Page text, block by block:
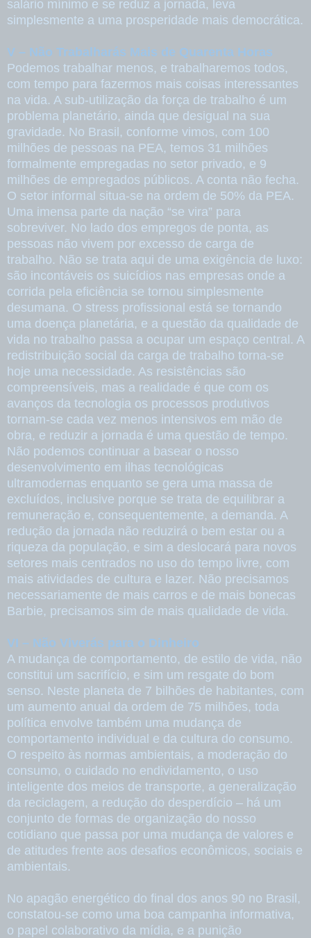
salário mínimo e se reduz a jornada, leva
simplesmente a uma prosperidade mais democrática.
V – Não Trabalharás Mais de Quarenta Horas
Podemos trabalhar menos, e trabalharemos todos,
com tempo para fazermos mais coisas interessantes
na vida. A sub-utilização da força de trabalho é um
problema planetário, ainda que desigual na sua
gravidade. No Brasil, conforme vimos, com 100
milhões de pessoas na PEA, temos 31 milhões
formalmente empregadas no setor privado, e 9
milhões de empregados públicos. A conta não fecha.
O setor informal situa-se na ordem de 50% da PEA.
Uma imensa parte da nação “se vira” para
sobreviver. No lado dos empregos de ponta, as
pessoas não vivem por excesso de carga de
trabalho. Não se trata aqui de uma exigência de luxo:
são incontáveis os suicídios nas empresas onde a
corrida pela eficiência se tornou simplesmente
desumana. O stress profissional está se tornando
uma doença planetária, e a questão da qualidade de
vida no trabalho passa a ocupar um espaço central. A
redistribuição social da carga de trabalho torna-se
hoje uma necessidade. As resistências são
compreensíveis, mas a realidade é que com os
avanços da tecnologia os processos produtivos
tornam-se cada vez menos intensivos em mão de
obra, e reduzir a jornada é uma questão de tempo.
Não podemos continuar a basear o nosso
desenvolvimento em ilhas tecnológicas
ultramodernas enquanto se gera uma massa de
excluídos, inclusive porque se trata de equilibrar a
remuneração e, consequentemente, a demanda. A
redução da jornada não reduzirá o bem estar ou a
riqueza da população, e sim a deslocará para novos
setores mais centrados no uso do tempo livre, com
mais atividades de cultura e lazer. Não precisamos
necessariamente de mais carros e de mais bonecas
Barbie, precisamos sim de mais qualidade de vida.
VI – Não Viverás para o Dinheiro
A mudança de comportamento, de estilo de vida, não
constitui um sacrifício, e sim um resgate do bom
senso. Neste planeta de 7 bilhões de habitantes, com
um aumento anual da ordem de 75 milhões, toda
política envolve também uma mudança de
comportamento individual e da cultura do consumo.
O respeito às normas ambientais, a moderação do
consumo, o cuidado no endividamento, o uso
inteligente dos meios de transporte, a generalização
da reciclagem, a redução do desperdício – há um
conjunto de formas de organização do nosso
cotidiano que passa por uma mudança de valores e
de atitudes frente aos desafios econômicos, sociais e
ambientais.
No apagão energético do final dos anos 90 no Brasil,
constatou-se como uma boa campanha informativa,
o papel colaborativo da mídia, e a punição